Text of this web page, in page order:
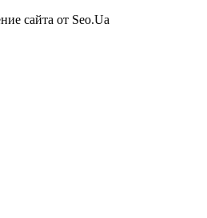
сайта от Seo.Ua